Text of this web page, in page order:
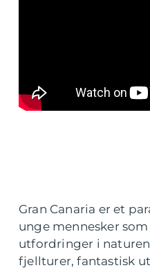
Gran Canaria er et
unge mennesker
utfordringer i
fjellturer, fantastisk